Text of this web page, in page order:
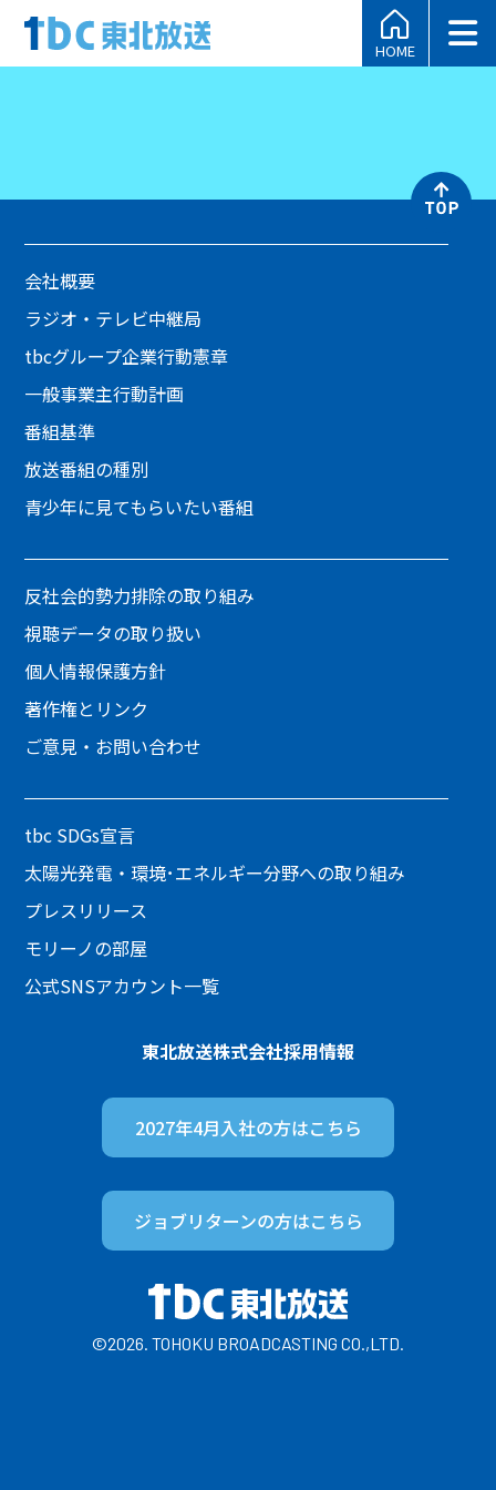
HOME
会社概要
ラジオ・テレビ中継局
tbcグループ企業行動憲章
一般事業主行動計画
番組基準
放送番組の種別
青少年に見てもらいたい番組
反社会的勢力排除の取り組み
視聴データの取り扱い
個人情報保護方針
著作権とリンク
ご意見・お問い合わせ
tbc SDGs宣言
太陽光発電・環境･エネルギー分野への取り組み
プレスリリース
モリーノの部屋
公式SNSアカウント一覧
東北放送株式会社採用情報
2027年4月入社の方はこちら
ジョブリターンの方はこちら
©2026. TOHOKU BROADCASTING CO.,LTD.